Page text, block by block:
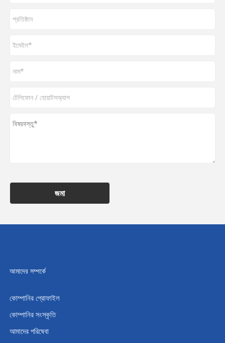
জমা
আমাদের সম্পর্কে
কোম্পানির প্রোফাইল
কোম্পানির সংস্কৃতি
আমাদের পরিষেবা